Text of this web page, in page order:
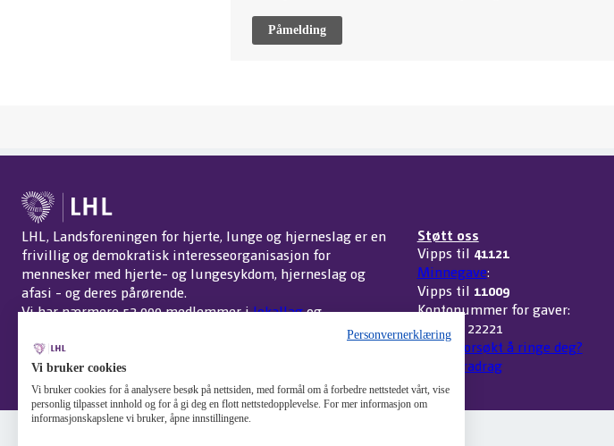
Påmelding
LHL, Landsforeningen for hjerte, lunge og hjerneslag er en
frivillig og demokratisk interesseorganisasjon for
mennesker med hjerte- og lungesykdom, hjerneslag og
afasi - og deres pårørende.
Vi har nærmere 52 000 medlemmer ilokallagog
Endre cookie-innstillinger
Støtt oss
Vipps til 41121
Minnegave:
Vipps til 11009
Kontonummer for gaver:
3207 32 22221
Har vi forsøkt å ringe deg?
Skattefradrag
Personvernerklæring
Vi bruker cookies
Vi bruker cookies for å analysere besøk på nettsiden, med formål om å forbedre nettstedet vårt, vise
personlig tilpasset innhold og for å gi deg en flott nettstedopplevelse. For mer informasjon om
informasjonskapslene vi bruker, åpne innstillingene.